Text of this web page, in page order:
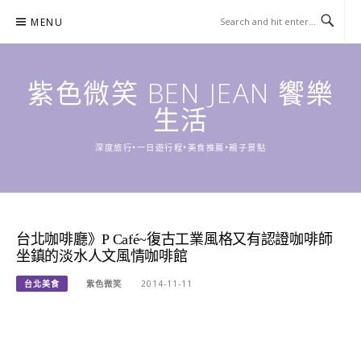
content
MENU
紫色微笑 BEN JEAN 饗樂
生活
深度旅行•一日遊行程•美食推薦•親子景點
台北咖啡廳》P Café~復古工業風格又有認證咖啡師
坐鎮的淡水人文風情咖啡館
台北美食 紫色微笑 2014-11-11